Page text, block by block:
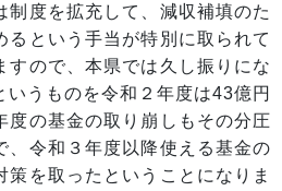
制度を拡充して、減収補填のた
るという手当が特別に取られて
すので、本県では久し振りにな
いうものを令和２年度は43億円
度の基金の取り崩しもその分圧
、令和３年度以降使える基金の
策を取ったということになりま